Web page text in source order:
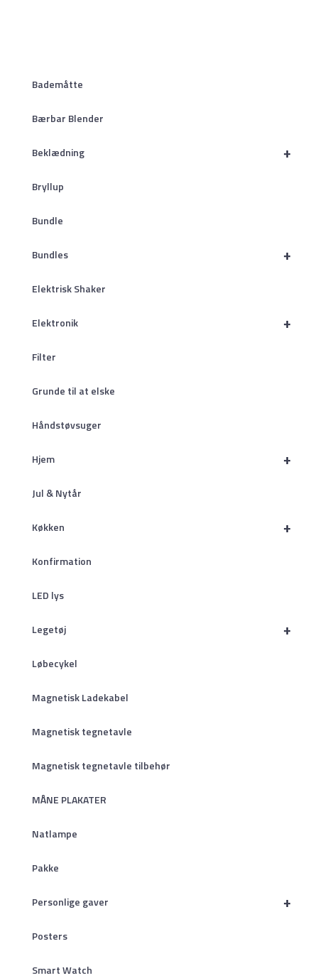
Bademåtte
Bærbar Blender
+
Beklædning
Bryllup
Bundle
+
Bundles
Elektrisk Shaker
+
Elektronik
Filter
Grunde til at elske
Håndstøvsuger
+
Hjem
Jul & Nytår
+
Køkken
Konfirmation
LED lys
+
Legetøj
Løbecykel
Magnetisk Ladekabel
Magnetisk tegnetavle
Magnetisk tegnetavle tilbehør
MÅNE PLAKATER
Natlampe
Pakke
+
Personlige gaver
Posters
Smart Watch